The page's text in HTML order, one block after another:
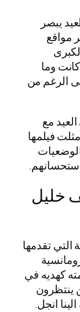
يبصر
مواقع
وما
الرغم من
مع
فيلمها
خليل
التي تقدمها
كهديه في
ينتظرون
انجل.